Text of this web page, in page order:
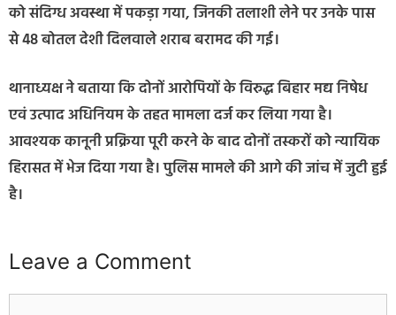
को संदिग्ध अवस्था में पकड़ा गया, जिनकी तलाशी लेने पर उनके पास
से 48 बोतल देशी दिलवाले शराब बरामद की गई।
थानाध्यक्ष ने बताया कि दोनों आरोपियों के विरुद्ध बिहार मद्य निषेध
एवं उत्पाद अधिनियम के तहत मामला दर्ज कर लिया गया है।
आवश्यक कानूनी प्रक्रिया पूरी करने के बाद दोनों तस्करों को न्यायिक
हिरासत में भेज दिया गया है। पुलिस मामले की आगे की जांच में जुटी हुई
है।
Leave a Comment